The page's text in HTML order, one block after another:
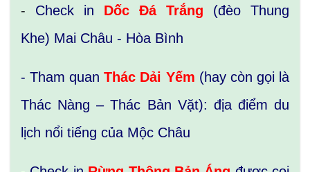
- Check in Dốc Đá Trắng (đèo Thung
Khe) Mai Châu - Hòa Bình
- Tham quanThác Dải Yếm (hay còn gọi là
Thác Nàng – Thác Bản Vặt): địa điểm du
lịch nổi tiếng của Mộc Châu